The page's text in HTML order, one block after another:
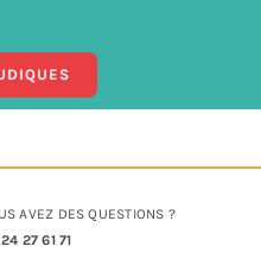
AVEZ DES QUESTIONS ?
27 61 71